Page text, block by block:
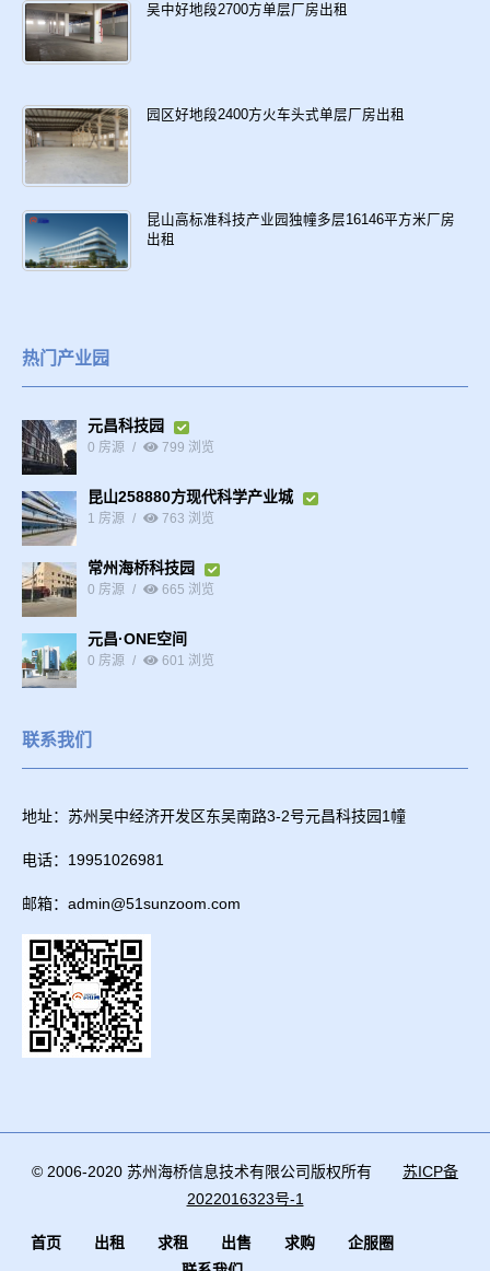
吴中好地段2700方单层厂房出租
园区好地段2400方火车头式单层厂房出租
昆山高标准科技产业园独幢多层16146平方米厂房
出租
热门产业园
元昌科技园
0 房源 799 浏览
昆山258880方现代科学产业城
1 房源 763 浏览
常州海桥科技园
0 房源 665 浏览
元昌·ONE空间
0 房源 601 浏览
联系我们
地址：苏州吴中经济开发区东吴南路3-2号元昌科技园1幢
电话：19951026981
邮箱：admin@51sunzoom.com
© 2006-2020 苏州海桥信息技术有限公司版权所有 苏ICP备
2022016323号-1
首页 出租 求租 出售 求购
企服圈